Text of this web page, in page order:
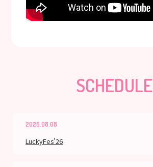
SCHEDULE
2026.08.08
LuckyFes’26